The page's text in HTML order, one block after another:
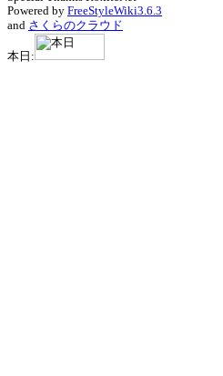
Powered by FreeStyleWiki3.6.3
and さくらのクラウド
本日: